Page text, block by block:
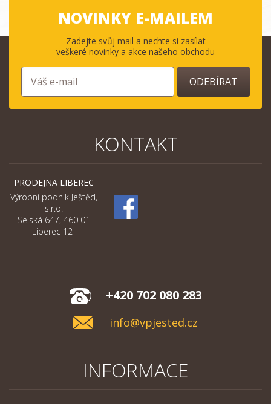
NOVINKY E-MAILEM
Zadejte svůj mail a nechte si zasílat
veškeré novinky a akce našeho obchodu
ODEBÍRAT
KONTAKT
PRODEJNA LIBEREC
Výrobní podnik Ještěd,
s.r.o.
Selská 647, 460 01
Liberec 12
+420 702 080 283
info@vpjested.cz
INFORMACE